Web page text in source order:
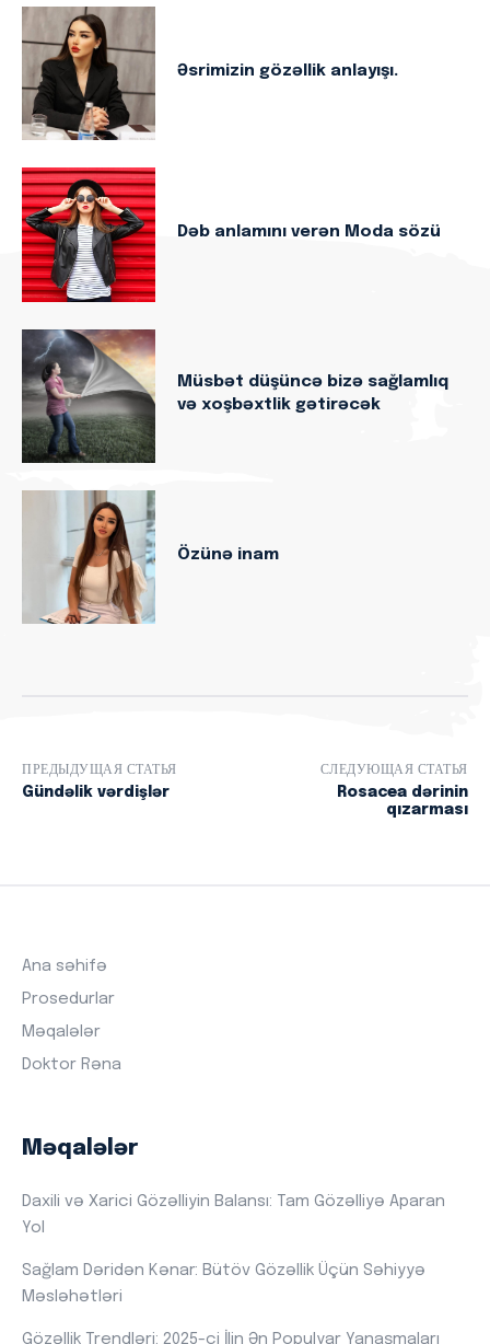
Əsrimizin gözəllik anlayışı.
Dəb anlamını verən Moda sözü
Müsbət düşüncə bizə sağlamlıq
və xoşbəxtlik gətirəcək
Özünə inam
ПРЕДЫДУЩАЯ СТАТЬЯ
Gündəlik vərdişlər
СЛЕДУЮЩАЯ СТАТЬЯ
Rosacea dərinin
qızarması
Ana səhifə
Prosedurlar
Məqalələr
Doktor Rəna
Məqalələr
Daxili və Xarici Gözəlliyin Balansı: Tam Gözəlliyə Aparan
Yol
Sağlam Dəridən Kənar: Bütöv Gözəllik Üçün Səhiyyə
Məsləhətləri
Gözəllik Trendləri: 2025-ci İlin Ən Populyar Yanaşmaları